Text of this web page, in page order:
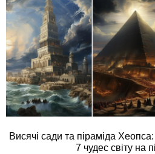
Висячі сади та піраміда
7 чудес світу на